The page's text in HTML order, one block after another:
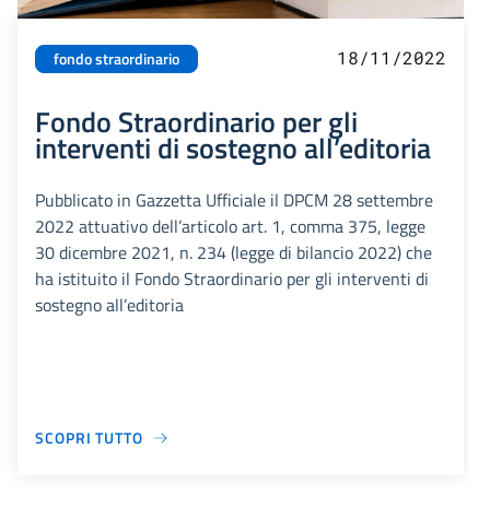
fondo straordinario 18/11/2022
Fondo Straordinario per gli
interventi di sostegno all’editoria
Pubblicato in Gazzetta Ufficiale il DPCM 28 settembre
2022 attuativo dell’articolo art. 1, comma 375, legge
30 dicembre 2021, n. 234 (legge di bilancio 2022) che
ha istituito il Fondo Straordinario per gli interventi di
sostegno all’editoria
SCOPRI TUTTO